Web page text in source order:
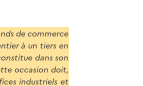
de commerce
à un tiers en
dans son
occasion doit,
industriels et